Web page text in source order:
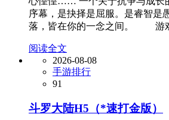
序幕，是抉择是屈服。是睿智是
落，皆在你的一念之间。
阅读全文
2026-08-08
手游排行
91
斗罗大陆H5（*速打金版）